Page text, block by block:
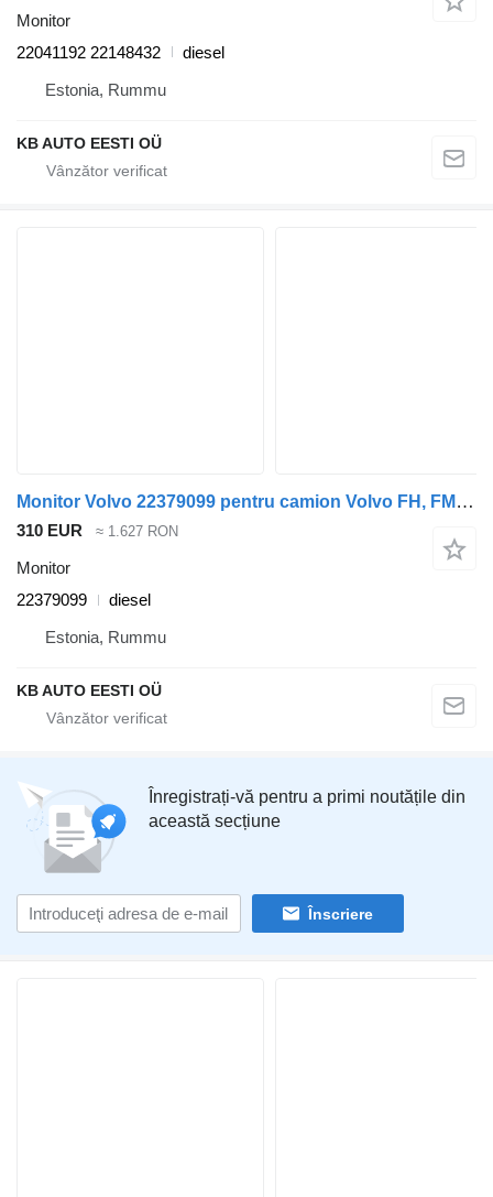
Monitor
22041192 22148432
diesel
Estonia, Rummu
KB AUTO EESTI OÜ
Monitor Volvo 22379099 pentru camion Volvo FH, FM, FMX-4 series (2013-)
310 EUR ≈ 1.627 RON
Monitor
22379099
diesel
Estonia, Rummu
KB AUTO EESTI OÜ
Înregistrați-vă pentru a primi noutățile din
această secțiune
Înscriere